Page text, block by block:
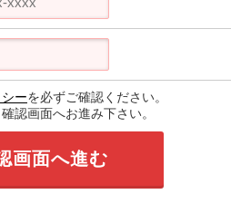
ーを必ずご確認ください。
認画面へお進み下さい。
画面へ進む